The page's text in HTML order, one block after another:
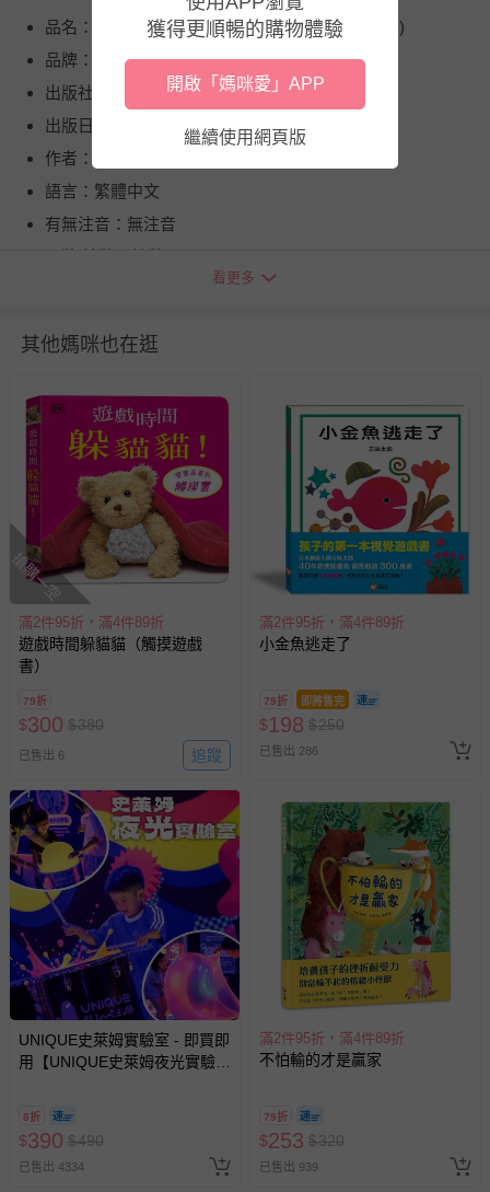
品名：藍皮慢火車(隨書附贈 「藍皮慢火車」透卡)
品牌：上誼文化
出版社：信誼
出版日期：2026/05
作者：王照鈞
語言：繁體中文
有無注音：無注音
供電資訊：無
適用年齡：3～8歲
退換貨須知
您所購買的商品享有7天的鑑賞期／猶豫期權益，但此期間
並非試用期，您所退回的商品必須是未經使用的全新狀態，
包含完整包裝、配件、說明文件及贈品等。
如需退換貨，請於收到商品7天（含例假日內提出），如為
瑕疵退換貨所產生的運費，將由媽咪愛負責處理，若非瑕疵
退貨，您可至『查詢訂單』>『已出貨』中查詢該筆訂單，
LINE@客服ID: @mamilove我們將依序為您處理
針對滿件折/滿額贈…等活動，如因部份退貨，而該訂單保
留商品未達活動門檻，將以原價計算，活動贈品亦需一併退
回。
部分商品依據消費者保護法的規定，不適用七天鑑賞期/猶
豫期範圍：
易於腐敗、保存期限較短或解約時即將逾期（例如生鮮
商品、食品等）。
客製化商品（例如客製生日書、姓名貼等）。
報紙、期刊或雜誌（惟書籍如經拆封、使用，則酌收整
新費用）。
經消費者拆封之影音商品或電腦軟體（例如 DVD、CD
非以有形媒介提供之數位內容或一經提供即為完成之線
上服務，經消費者事先同意始提供（例如線上課程、遊
戲或活動點數等）。
看更多
其他媽咪也在逛
搶購一空
滿2件95折，滿4件89折
遊戲時間躲貓貓（觸摸遊戲
書）
79折
$300 $380
已售出 6 追蹤
滿2件95折，滿4件89折
小金魚逃走了
79折 即將售完
$198 $250
已售出 286
UNIQUE史萊姆實驗室 - 即買即
用【UNIQUE史萊姆夜光實驗室
8/30 (電子票券，於展期現場憑
訂單編號兌換，逾期作廢) (大
人小孩均一價(3歲以上需購票))
8折
$390 $490
已售出 4334
滿2件95折，滿4件89折
不怕輸的才是贏家
79折
$253 $320
已售出 939
獲得更順暢的購物體驗
開啟「媽咪愛」APP
繼續使用網頁版